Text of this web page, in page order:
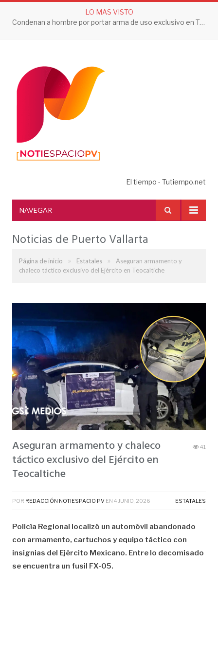
LO MAS VISTO
Condenan a hombre por portar arma de uso exclusivo en Tepic
El tiempo - Tutiempo.net
NAVEGAR
Noticias de Puerto Vallarta
Página de inicio » Estatales »
Aseguran armamento y
chaleco táctico exclusivo del Ejército en Teocaltiche
Aseguran armamento y chaleco
táctico exclusivo del Ejército en
Teocaltiche
41
POR REDACCIÓN NOTIESPACIO PV EN 4 JUNIO, 2026 ESTATALES
Policía Regional localizó un automóvil abandonado
con armamento, cartuchos y equipo táctico con
insignias del Ejército Mexicano. Entre lo decomisado
se encuentra un fusil FX-05.